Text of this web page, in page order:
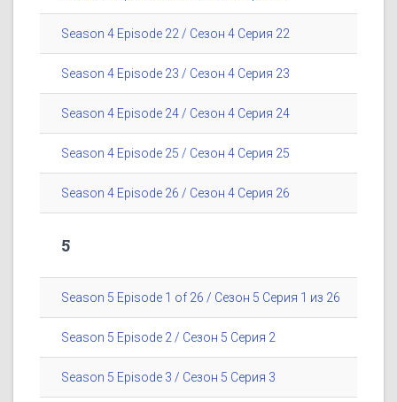
Season 4 Episode 22 / Сезон 4 Серия 22
Season 4 Episode 23 / Сезон 4 Серия 23
Season 4 Episode 24 / Сезон 4 Серия 24
Season 4 Episode 25 / Сезон 4 Серия 25
Season 4 Episode 26 / Сезон 4 Серия 26
5
Season 5 Episode 1 of 26 / Сезон 5 Серия 1 из 26
Season 5 Episode 2 / Сезон 5 Серия 2
Season 5 Episode 3 / Сезон 5 Серия 3